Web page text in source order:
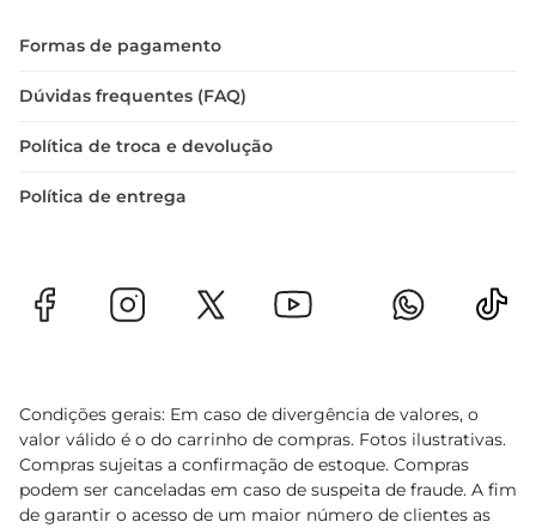
Formas de pagamento
Dúvidas frequentes (FAQ)
Política de troca e devolução
Política de entrega
Condições gerais: Em caso de divergência de valores, o
valor válido é o do carrinho de compras. Fotos ilustrativas.
Compras sujeitas a confirmação de estoque. Compras
podem ser canceladas em caso de suspeita de fraude. A fim
de garantir o acesso de um maior número de clientes as